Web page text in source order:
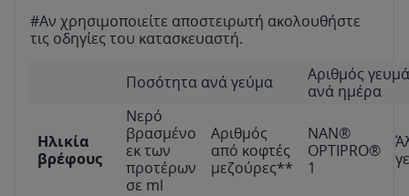
#Αν χρησιμοποιείτε αποστειρωτή ακολουθήστε
τις οδηγίες του κατασκευαστή.
Ποσότητα ανά γεύμα
Αριθμός
ανά ημέρα
Ηλικία
βρέφους
Νερό
βρασμένο
εκ των
προτέρων
σε ml
Αριθμός
από κοφτές
μεζούρες**
NAN®
OPTIPRO®
1